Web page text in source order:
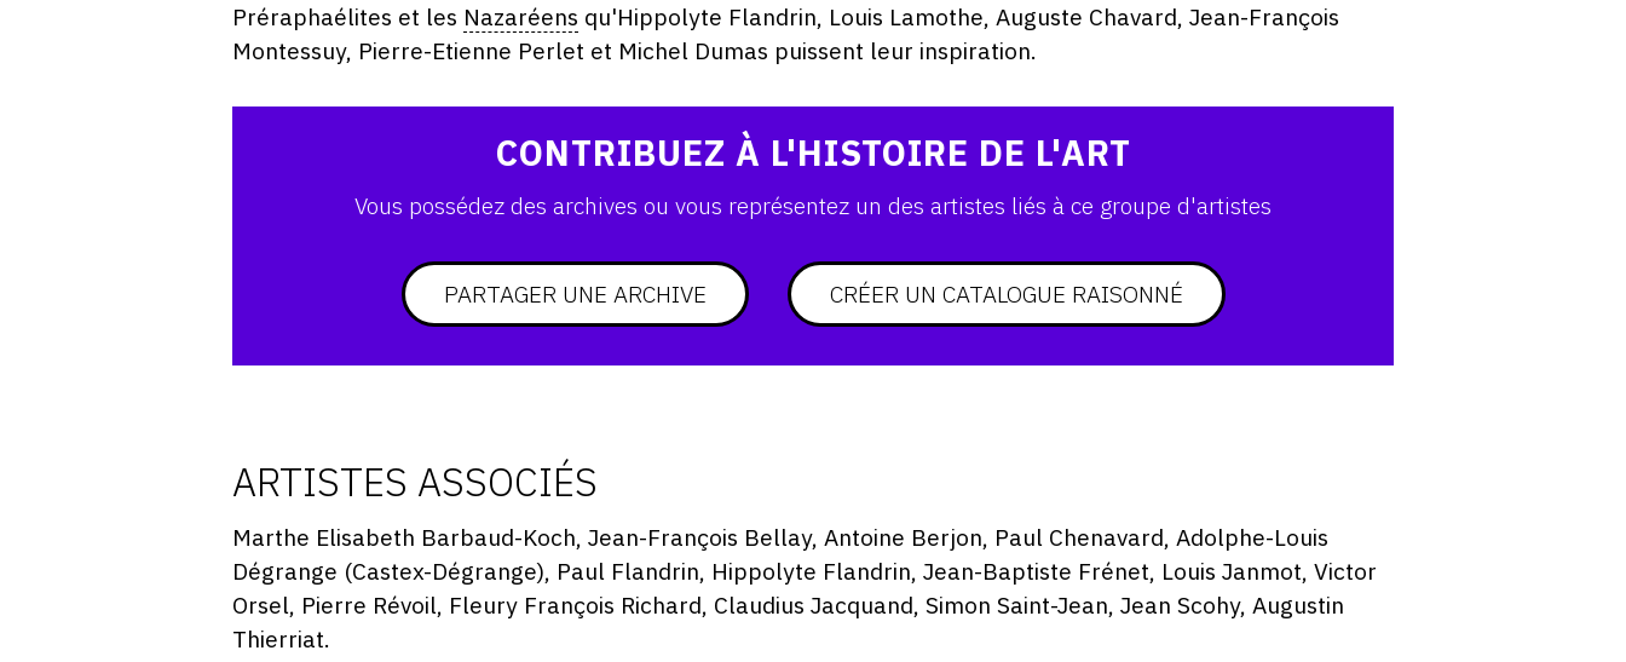
Préraphaélites et les Nazaréens qu'Hippolyte Flandrin, Louis Lamothe, Auguste Chavard, Jean-François
Montessuy, Pierre-Etienne Perlet et Michel Dumas puissent leur inspiration.
CONTRIBUEZ À L'HISTOIRE DE L'ART
Vous possédez des archives ou vous représentez un des artistes liés à ce groupe d'artistes
PARTAGER UNE ARCHIVE CRÉER UN CATALOGUE RAISONNÉ
ARTISTES ASSOCIÉS
Marthe Elisabeth Barbaud-Koch, Jean-François Bellay, Antoine Berjon, Paul Chenavard, Adolphe-Louis
Dégrange (Castex-Dégrange), Paul Flandrin, Hippolyte Flandrin, Jean-Baptiste Frénet, Louis Janmot, Victor
Orsel, Pierre Révoil, Fleury François Richard, Claudius Jacquand, Simon Saint-Jean, Jean Scohy, Augustin
Thierriat.